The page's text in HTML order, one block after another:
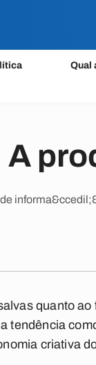
Qual
A
quanto
tendência
criativa